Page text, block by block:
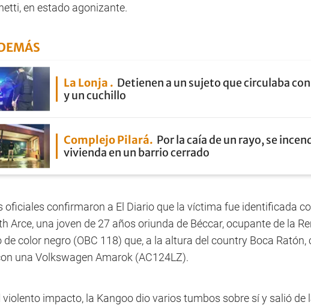
en estado agonizante.
La Lonja
Detienen a un sujeto que circulaba
y un cuchillo
Complejo Pilará
Por la caía de un rayo, se
vivienda en un barrio cerrado
oficiales confirmaron a El Diario que la víctima fue identificada
Arce, una joven de 27 años oriunda de Béccar, ocupante de la
de color negro (OBC 118) que, a la altura del country Boca Ratón,
una Volkswagen Amarok (AC124LZ).
violento impacto, la Kangoo dio varios tumbos sobre sí y salió de